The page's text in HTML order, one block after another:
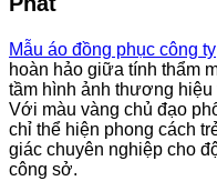
Mẫu áo đồng phục công ty
hoàn hảo giữa tính thẩm
tầm hình ảnh thương hiệu
Với màu vàng chủ đạo
chỉ thể hiện phong cách
giác chuyên nghiệp cho
công sở.